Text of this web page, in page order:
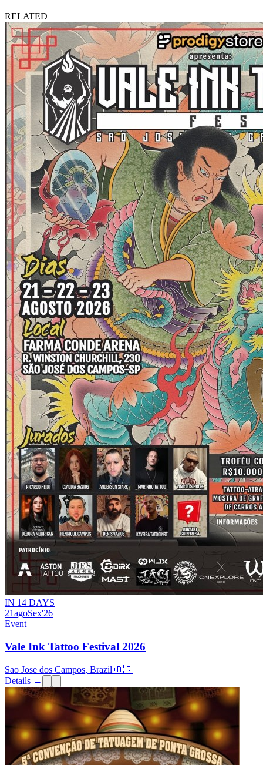
RELATED
IN 14 DAYS
21agoSex'26
Event
Vale Ink Tattoo Festival 2026
Sao Jose dos Campos, Brazil 🇧🇷
Details →